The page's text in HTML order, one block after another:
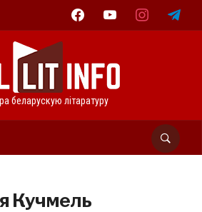
facebookyoutube instagramtelegram
беларускую літаратуру
Кучмель